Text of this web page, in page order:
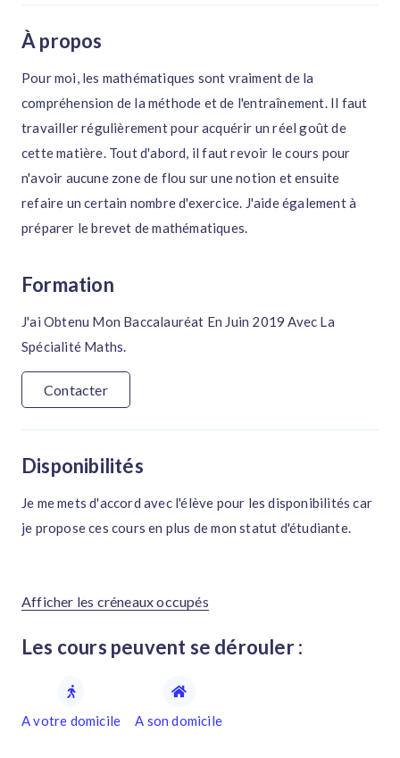
À propos
Pour moi, les mathématiques sont vraiment de la
compréhension de la méthode et de l'entraînement. Il faut
travailler régulièrement pour acquérir un réel goût de
cette matière. Tout d'abord, il faut revoir le cours pour
n'avoir aucune zone de flou sur une notion et ensuite
refaire un certain nombre d'exercice. J'aide également à
préparer le brevet de mathématiques.
Formation
J'ai Obtenu Mon Baccalauréat En Juin 2019 Avec La
Spécialité Maths.
Contacter
Disponibilités
Je me mets d'accord avec l'élève pour les disponibilités car
je propose ces cours en plus de mon statut d'étudiante.
Afficher les créneaux occupés
Les cours peuvent se dérouler :
A votre domicile A son domicile